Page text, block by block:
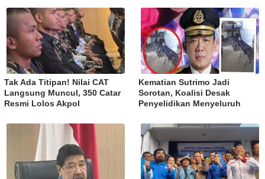
Tak Ada Titipan! Nilai CAT
Langsung Muncul, 350 Catar
Resmi Lolos Akpol
Kematian Sutrimo Jadi
Sorotan, Koalisi Desak
Penyelidikan Menyeluruh